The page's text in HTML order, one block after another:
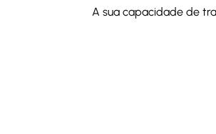
A sua capacidade de